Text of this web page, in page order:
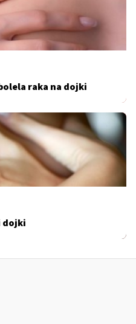
raka na dojki
dojki